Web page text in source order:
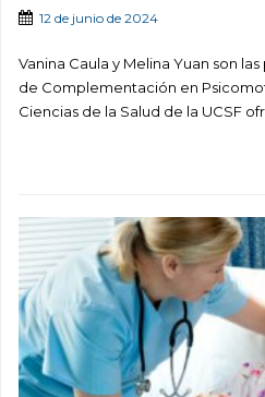
12 de junio de 2024
Vanina Caula y Melina Yuan son
de Complementación en
Ciencias de la Salud de la UCSF